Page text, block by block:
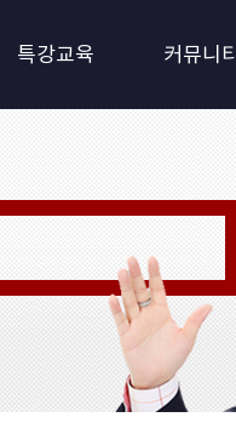
특강교육 커뮤니티
를 갖춘 전문기관!!